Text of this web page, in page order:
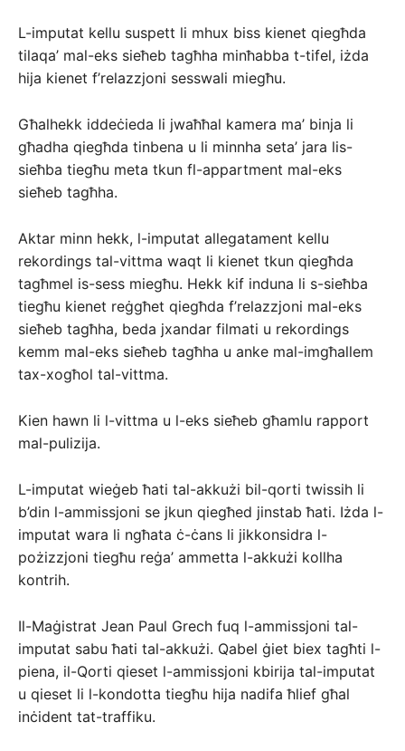
L-imputat kellu suspett li mhux biss kienet qiegħda
tilaqa’ mal-eks sieħeb tagħha minħabba t-tifel, iżda
hija kienet f’relazzjoni sesswali miegħu.
Għalhekk iddeċieda li jwaħħal kamera ma’ binja li
għadha qiegħda tinbena u li minnha seta’ jara lis-
sieħba tiegħu meta tkun fl-appartment mal-eks
sieħeb tagħha.
Aktar minn hekk, l-imputat allegatament kellu
rekordings tal-vittma waqt li kienet tkun qiegħda
tagħmel is-sess miegħu. Hekk kif induna li s-sieħba
tiegħu kienet reġgħet qiegħda f’relazzjoni mal-eks
sieħeb tagħha, beda jxandar filmati u rekordings
kemm mal-eks sieħeb tagħha u anke mal-imgħallem
tax-xogħol tal-vittma.
Kien hawn li l-vittma u l-eks sieħeb għamlu rapport
mal-pulizija.
L-imputat wieġeb ħati tal-akkużi bil-qorti twissih li
b’din l-ammissjoni se jkun qiegħed jinstab ħati. Iżda l-
imputat wara li ngħata ċ-ċans li jikkonsidra l-
pożizzjoni tiegħu reġa’ ammetta l-akkużi kollha
kontrih.
Il-Maġistrat Jean Paul Grech fuq l-ammissjoni tal-
imputat sabu ħati tal-akkużi. Qabel ġiet biex tagħti l-
piena, il-Qorti qieset l-ammissjoni kbirija tal-imputat
u qieset li l-kondotta tiegħu hija nadifa ħlief għal
inċident tat-traffiku.